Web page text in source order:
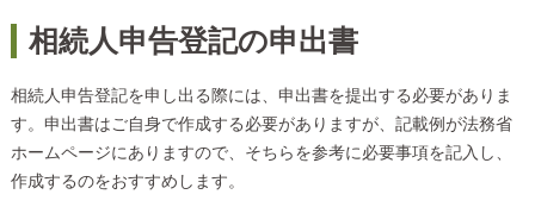
相続人申告登記の申出書
相続人申告登記を申し出る際には、申出書を提出する必要がありま
す。申出書はご自身で作成する必要がありますが、記載例が法務省
ホームページにありますので、そちらを参考に必要事項を記入し、
作成するのをおすすめします。